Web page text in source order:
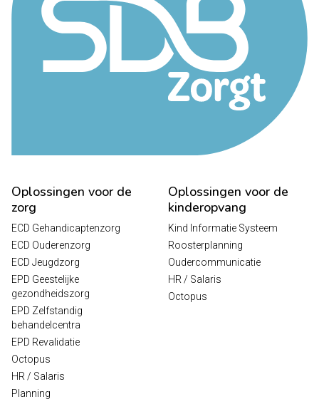
Oplossingen voor de
zorg
ECD Gehandicaptenzorg
ECD Ouderenzorg
ECD Jeugdzorg
EPD Geestelijke
gezondheidszorg
EPD Zelfstandig
behandelcentra
EPD Revalidatie
Octopus
HR / Salaris
Planning
Oplossingen voor de
kinderopvang
Kind Informatie Systeem
Roosterplanning
Oudercommunicatie
HR / Salaris
Octopus